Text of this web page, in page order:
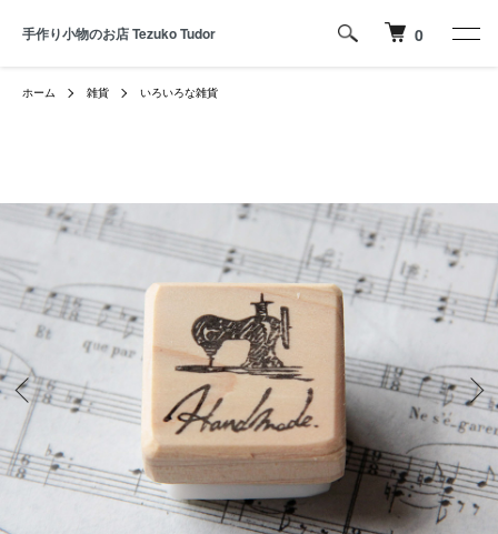
手作り小物のお店 Tezuko Tudor 0
ホーム 雑貨 いろいろな雑貨